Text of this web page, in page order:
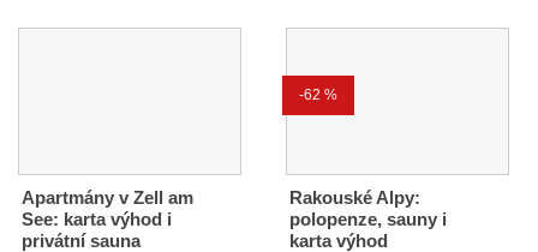
Apartmány v Zell am
See: karta výhod i
privátní sauna
-62 %
Rakouské Alpy:
polopenze, sauny i
karta výhod